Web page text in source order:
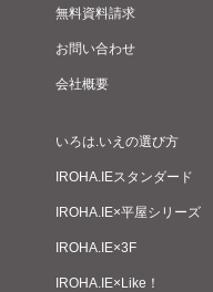
無料資料請求
お問い合わせ
会社概要
いろは.いえの選び方
IROHA.IEスタンダード
IROHA.IE×平屋シリーズ
IROHA.IE×3F
IROHA.IE×Like！